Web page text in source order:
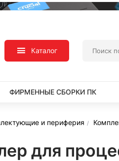
Каталог
ФИРМЕННЫЕ СБОРКИ ПК
и периферия
для